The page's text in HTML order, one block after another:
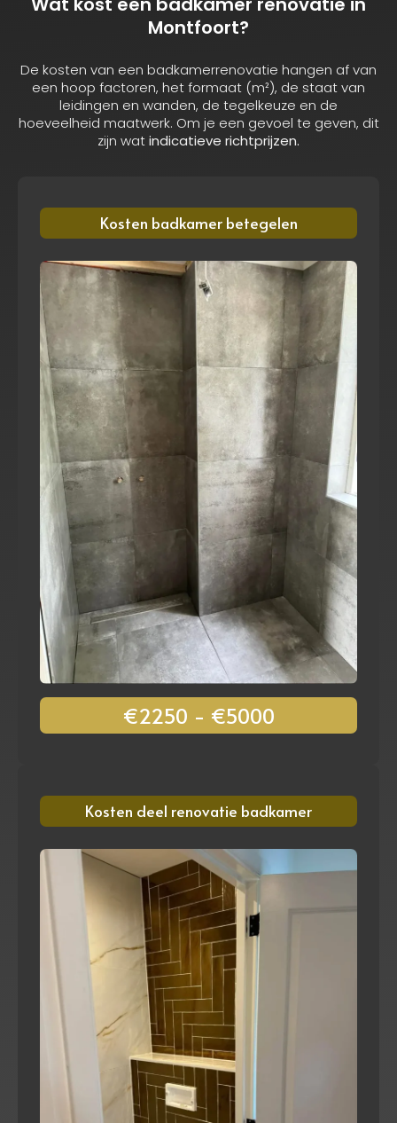
Montfoort?
De kosten van een badkamer­renovatie hangen af van
een hoop factoren, het formaat (m²), de staat van
leidingen en wanden, de tegelkeuze en de
hoeveelheid maatwerk. Om je een gevoel te geven, dit
zijn watindicatieve richtprijzen.
Kosten badkamer betegelen
€2250 - €5000
Kosten deel renovatie badkamer